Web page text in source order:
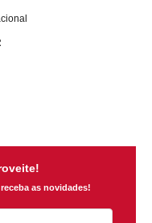
as novidades!